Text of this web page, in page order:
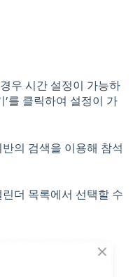
우 시간 설정이 가능하
’를 클릭하여 설정이 가
의 검색을 이용해 참석
더 목록에서 선택할 수